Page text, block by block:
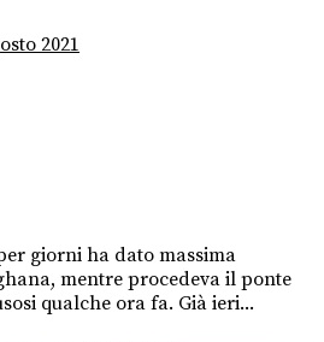
2021
giorni ha dato massima
mentre procedeva il ponte
qualche ora fa. Già ieri...